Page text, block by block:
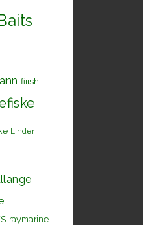
fiiish
Linder
raymarine